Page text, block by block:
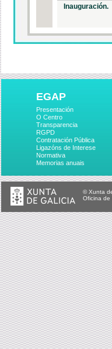
Inauguración.
EGAP
Presentación
O Centro
Transparencia
RGPD
Contratación Pública
Ligazóns de Interese
Normativa
Memorias anuais
© Xunta
Oficina de